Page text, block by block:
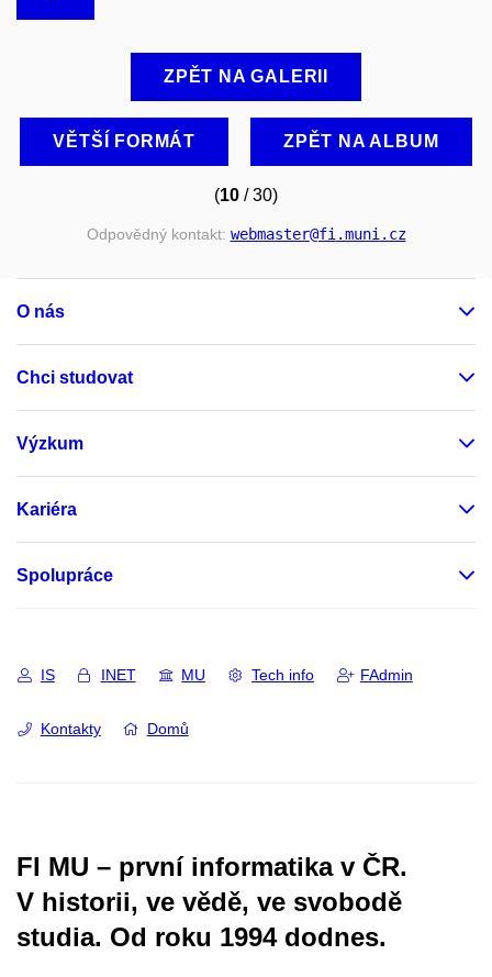
ZPĚT NA GALERII
VĚTŠÍ FORMÁT ZPĚT NA ALBUM
(10 / 30)
Odpovědný kontakt: webmaster@fi.muni.cz
O nás
Chci studovat
Výzkum
Kariéra
Spolupráce
IS INET MU Tech info FAdmin
Kontakty Domů
FI MU – první informatika v ČR.
V historii, ve vědě, ve svobodě
studia. Od roku 1994 dodnes.